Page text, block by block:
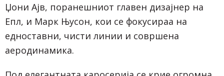
Џони Ајв, поранешниот главен дизајнер на
Епл, и Марк Њусон, кои се фокусираа на
едноставни, чисти линии и совршена
аеродинамика.